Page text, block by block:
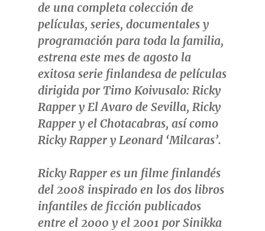
de una completa colección de
películas, series, documentales y
programación para toda la familia,
estrena este mes de agosto la
exitosa serie finlandesa de películas
dirigida por Timo Koivusalo: Ricky
Rapper y El Avaro de Sevilla, Ricky
Rapper y el Chotacabras, así como
Ricky Rapper y Leonard ‘Milcaras’.
Ricky Rapperes un filme finlandés
del 2008 inspirado en los dos libros
infantiles de ficción publicados
entre el 2000 y el 2001 por Sinikka